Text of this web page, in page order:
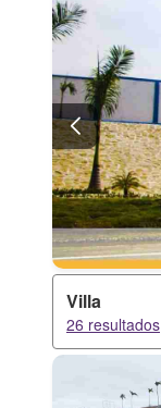
Villa
26 resultados